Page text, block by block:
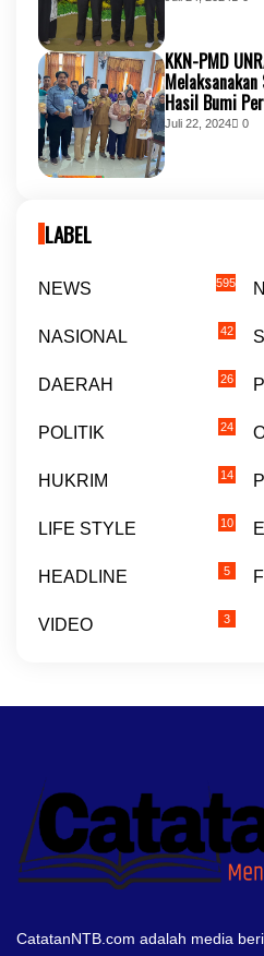
KKN-PMD
Hasil Bumi
Juli 22, 2024 0
LABEL
NEWS 595
NASIONAL 42
DAERAH 26
POLITIK 24
HUKRIM 14
LIFE STYLE 10
HEADLINE 5
VIDEO 3
CatatanNTB.com adalah media